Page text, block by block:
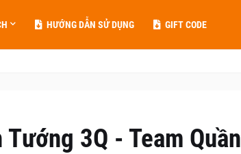
HƯỚNG DẪN SỬ DỤNG GIFT CODE
3Q - Team Quần